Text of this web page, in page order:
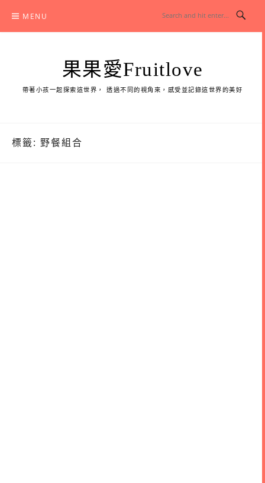
content
MENU
果果愛Fruitlove
帶著小孩一起探索這世界， 透過不同的視角來，感受並記錄這世界的美好
標籤: 野餐組合